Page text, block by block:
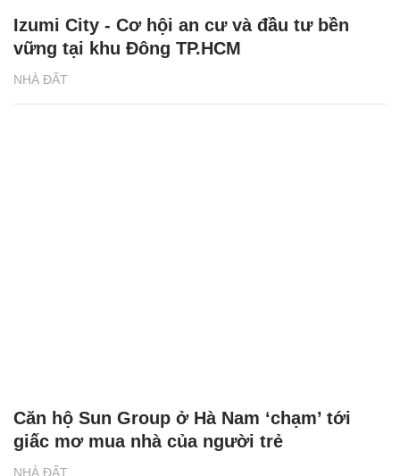
NHÀ ĐẤT
Izumi City - Cơ hội an cư và đầu tư bền
vững tại khu Đông TP.HCM
NHÀ ĐẤT
Căn hộ Sun Group ở Hà Nam ‘chạm’ tới
giấc mơ mua nhà của người trẻ